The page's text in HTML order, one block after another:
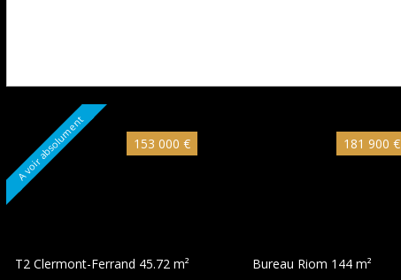
A voir absolument 153 000 €
T2 Clermont-Ferrand 45.72 m²
181 900 €
Bureau Riom 144 m²